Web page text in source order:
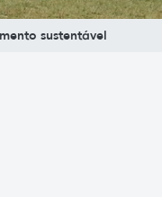
sustentável